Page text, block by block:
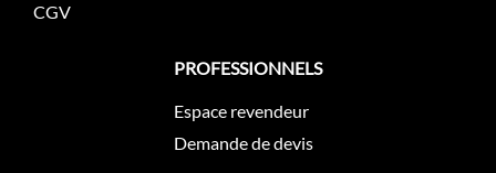
CGV
PROFESSIONNELS
Espace revendeur
Demande de devis